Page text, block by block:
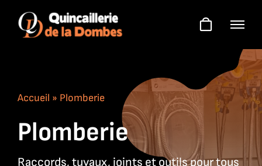
Accueil » Plomberie
Plomberie
Raccords, tuyaux, joints et outils pour tous